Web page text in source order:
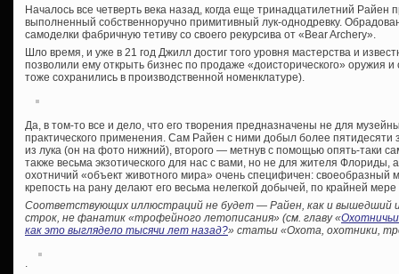
Началось все четверть века назад, когда еще тринадцатилетний
выполненный собственноручно примитивный лук-однодревку.
самоделки фабричную тетиву со своего рекурсива от «Bear Archery».
Шло время, и уже в 21 год Джилл достиг того уровня мастерства и
позволили ему открыть бизнес по продаже «доисторического» оружия
тоже сохранились в производственной номенклатуре).
Да, в том-то все и дело, что его творения предназначены не для
практического применения. Сам Райен с ними добыл более пятидесяти
из лука (он на фото нижний), второго — метнув с помощью опять-таки
также весьма экзотического для нас с вами, но не для жителя Флориды,
охотничий «объект животного мира» очень специфичен: своеобразный
крепость на рану делают его весьма нелегкой добычей, по крайней
Соответствующих иллюстраций не будет — Райен, как и вышедший
строк, не фанатик «трофейного летописания» (см. главу «
как это выглядело тысячи лет назад?» статьи «Охота, охотники,
.